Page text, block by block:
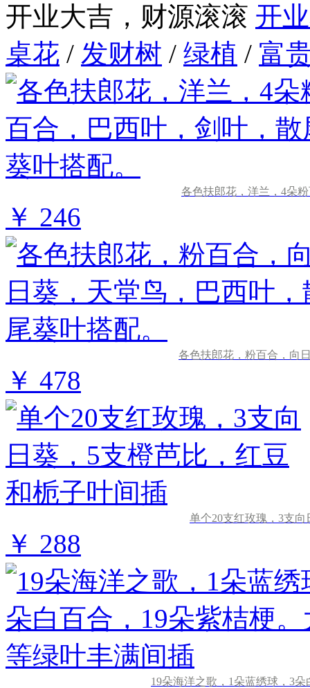
开业大吉，财源滚滚 开
桌花 / 发财树 / 绿植 / 富
各色扶郎花，洋兰，4朵
￥ 246
各色扶郎花，粉百合，向
￥ 478
单个20支红玫瑰，3支
￥ 288
19朵海洋之歌，1朵蓝绣球，3